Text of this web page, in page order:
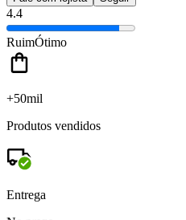
4.4
RuimÓtimo
+50mil
Produtos vendidos
Entrega